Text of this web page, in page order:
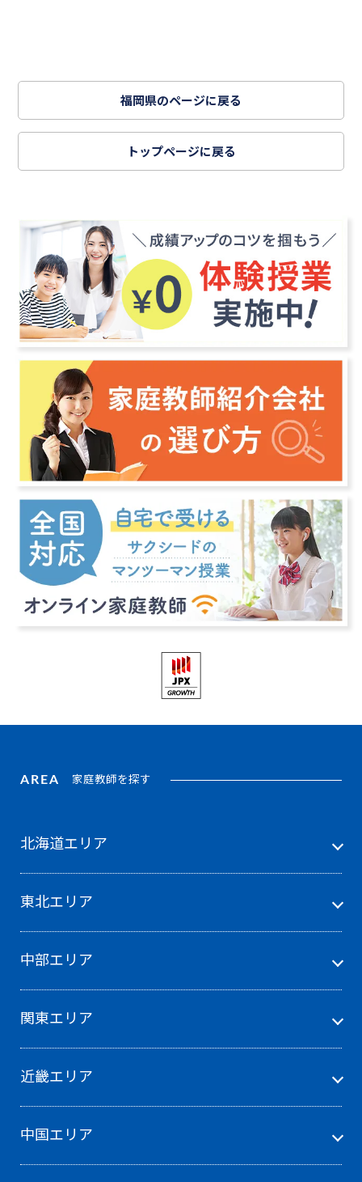
福岡県のページに戻る
トップページに戻る
AREA 家庭教師を探す
北海道エリア
東北エリア
中部エリア
関東エリア
近畿エリア
中国エリア